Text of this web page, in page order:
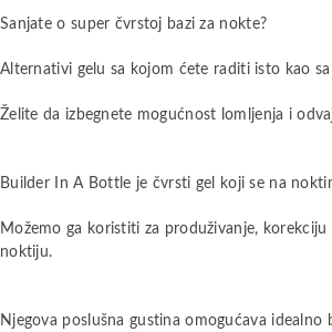
Sanjate o super čvrstoj bazi za nokte?
Alternativi gelu sa kojom ćete raditi isto kao sa
Želite da izbegnete mogućnost lomljenja i
Builder In A Bottle je čvrsti gel koji se na
Možemo ga koristiti za produživanje,
noktiju.
Njegova poslušna gustina omogućava idealno